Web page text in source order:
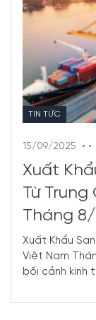
TIN TỨC
15/09/2025 • •
Xuất
Từ
Tháng
Xuất Khẩu
Việt Nam
bối cảnh kinh